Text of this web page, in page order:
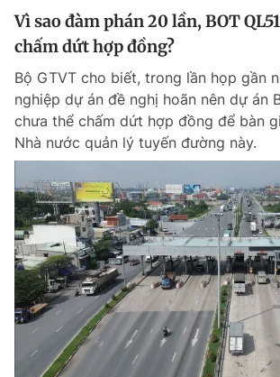
Vì sao đàm phán 20 lần, BOT
chấm dứt hợp đồng?
Bộ GTVT cho biết, trong lần họp gần
nghiệp dự án đề nghị hoãn nên dự án
chưa thể chấm dứt hợp đồng để bàn
Nhà nước quản lý tuyến đường này.